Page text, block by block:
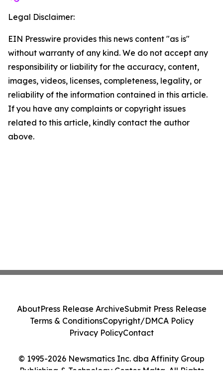
Legal Disclaimer:
EIN Presswire provides this news content "as is"
without warranty of any kind. We do not accept any
responsibility or liability for the accuracy, content,
images, videos, licenses, completeness, legality, or
reliability of the information contained in this article.
If you have any complaints or copyright issues
related to this article, kindly contact the author
above.
© 1995-2026 Newsmatics Inc. dba Affinity Group
Publishing & Technology Center Malta. All Rights
AboutPress Release ArchiveSubmit Press Release
Terms & ConditionsCopyright/DMCA Policy
Privacy PolicyContact